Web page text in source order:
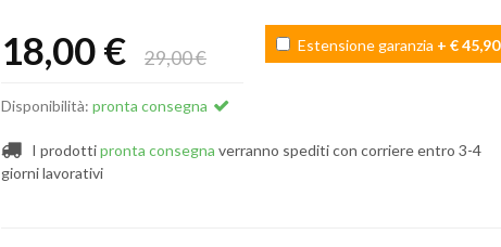
18,00 € 29,00 €
Disponibilità: pronta consegna
Estensione garanzia + € 45,90
I prodottipronta consegna verranno spediti con corriere entro 3-4
giorni lavorativi